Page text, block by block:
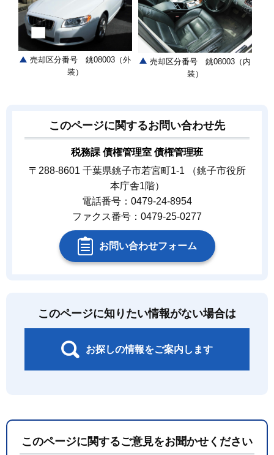
売却区分番号 銚08003（外
装）
売却区分番号 銚08003（内
装）
このページに関するお問い合わせ先
税務課 債権管理室 債権管理班
〒288-8601 千葉県銚子市若宮町1-1 （銚子市役所
本庁舎1階）
電話番号：0479-24-8954
ファクス番号：0479-25-0277
お問い合わせフォーム
このページに知りたい情報がない場合は
お探しの情報をご案内します
このページに関するご意見をお聞かせください